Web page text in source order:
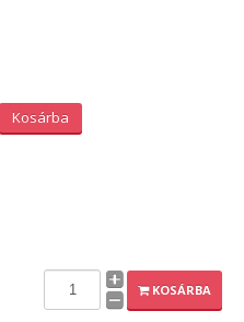
Kosárba
KOSÁRBA